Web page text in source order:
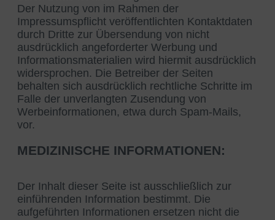
Der Nutzung von im Rahmen der
Impressumspflicht veröffentlichten Kontaktdaten
durch Dritte zur Übersendung von nicht
ausdrücklich angeforderter Werbung und
Informationsmaterialien wird hiermit ausdrücklich
widersprochen. Die Betreiber der Seiten
behalten sich ausdrücklich rechtliche Schritte im
Falle der unverlangten Zusendung von
Werbeinformationen, etwa durch Spam-Mails,
vor.
MEDIZINISCHE INFORMATIONEN:
Der Inhalt dieser Seite ist ausschließlich zur
einführenden Information bestimmt. Die
aufgeführten Informationen ersetzen nicht die